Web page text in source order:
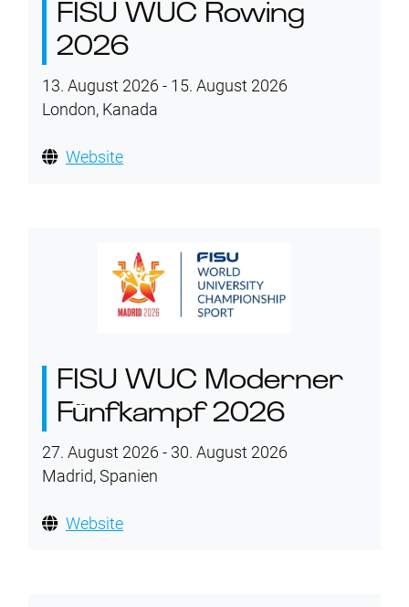
FISU WUC Rowing
2026
13. August 2026 - 15. August 2026
London, Kanada
Website
FISU WUC Moderner
Fünfkampf 2026
27. August 2026 - 30. August 2026
Madrid, Spanien
Website